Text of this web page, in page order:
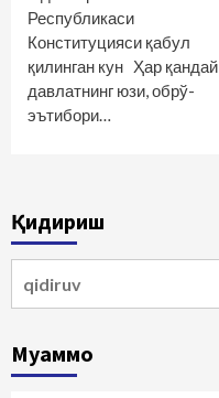
Республикаси
Конституцияси қабул
қилинган кун Ҳар қандай
давлатнинг юзи, обрў-
эътибори…
Қидириш
Муаммо